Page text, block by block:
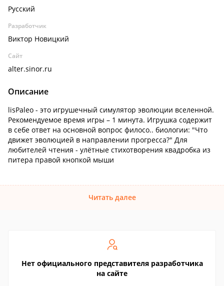
Русский
Разработчик
Виктор Новицкий
Сайт
alter.sinor.ru
Описание
lisPaleo - это игрушечный симулятор эволюции вселенной.
Рекомендуемое время игры – 1 минута. Игрушка содержит
в себе ответ на основной вопрос филосо.. биологии: "Что
движет эволюцией в направлении прогресса?" Для
любителей чтения - улётные стихотворения квадробка из
питера правой кнопкой мыши
Читать далее
Нет официального представителя разработчика
на сайте